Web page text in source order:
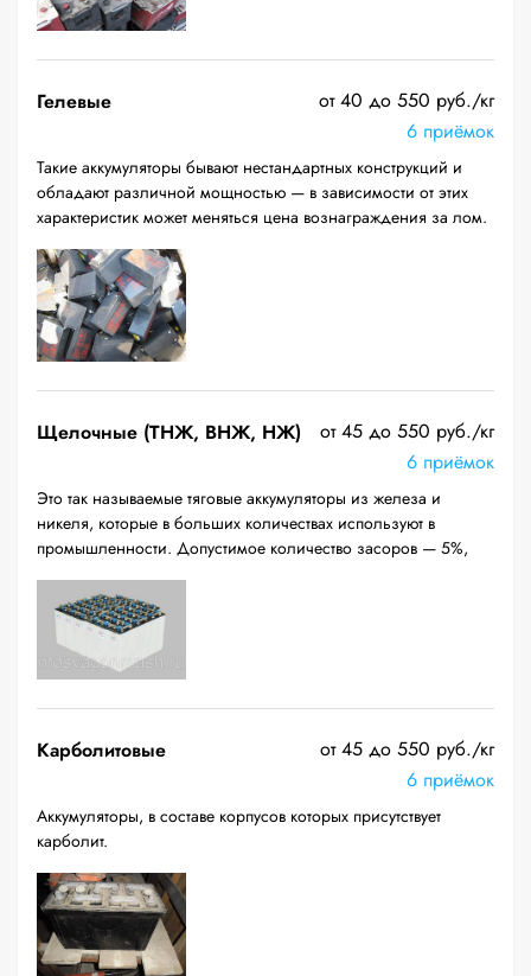
Гелевые
от 40 до 550 руб./кг
6 приёмок
Такие аккумуляторы бывают нестандартных конструкций и
обладают различной мощностью — в зависимости от этих
характеристик может меняться цена вознаграждения за лом.
Щелочные (ТНЖ, ВНЖ, НЖ)
от 45 до 550 руб./кг
6 приёмок
Это так называемые тяговые аккумуляторы из железа и
никеля, которые в больших количествах используют в
промышленности. Допустимое количество засоров — 5%,
Карболитовые
от 45 до 550 руб./кг
6 приёмок
Аккумуляторы, в составе корпусов которых присутствует
карболит.